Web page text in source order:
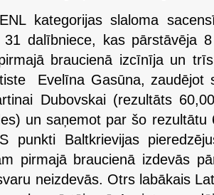
kategorijas slaloma
dalībniece, kas pārstāvēja
braucienā izcīnīja un
Evelīna Gasūna, zaudējot
Dubovskai (rezultāts
un saņemot par šo
punkti Baltkrievijas
pirmajā braucienā izdevās
neizdevās. Otrs labākais